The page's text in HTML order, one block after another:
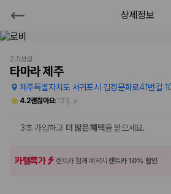
타마라 제주
2000만 이용고객이 선택한 제주 렌트카 가격
상세정보
2.5성급
타마라 제주
제주특별자치도 서귀포시 김정문화로41번길
4.2괜찮아요(131)
3초 가입하고 더 많은 혜택을 받으세요.
카텔특가 렌트카 함께 예약시렌트카 10% 할인